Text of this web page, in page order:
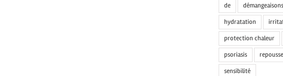
de démangeaisons
hydratation
protection chaleur
psoriasis repousse
sensibilité